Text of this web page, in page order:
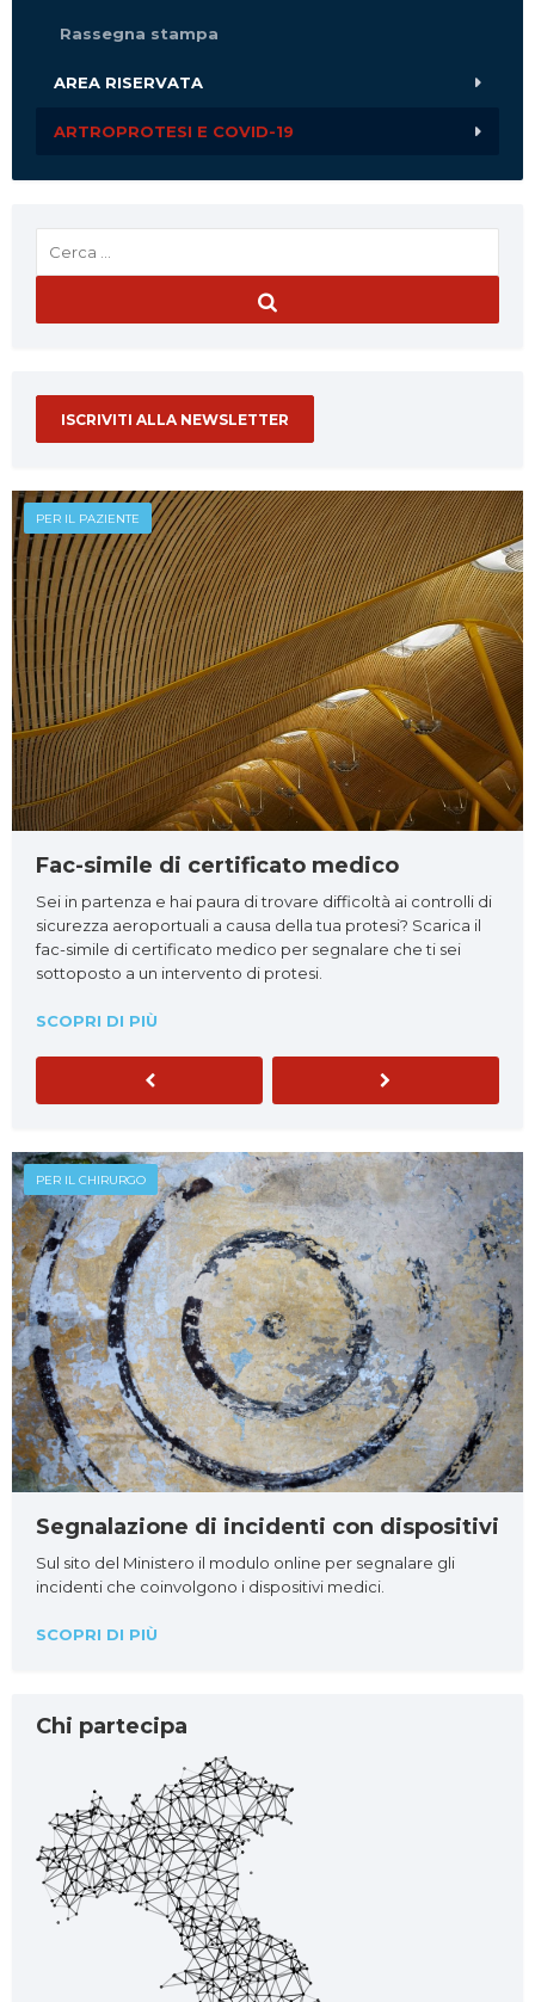
Rassegna stampa
AREA RISERVATA
ARTROPROTESI E COVID-19
ISCRIVITI ALLA NEWSLETTER
PER IL PAZIENTE
Fac-simile di certificato medico
Sei in partenza e hai paura di trovare difficoltà ai controlli di
sicurezza aeroportuali a causa della tua protesi? Scarica il
fac-simile di certificato medico per segnalare che ti sei
sottoposto a un intervento di protesi.
SCOPRI DI PIÙ
Previous Next
PER IL CHIRURGO
Segnalazione di incidenti con dispositivi
Sul sito del Ministero il modulo online per segnalare gli
incidenti che coinvolgono i dispositivi medici.
SCOPRI DI PIÙ
Chi partecipa